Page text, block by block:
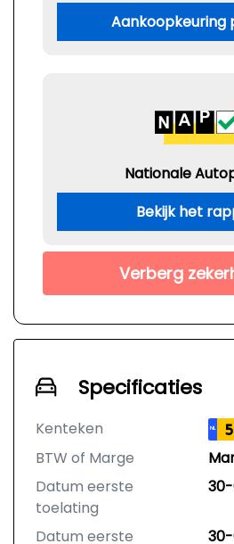
Aankoopkeuring
Nationale
Bekijk het
Verberg
Specificaties
Kenteken NL
BTW of Marge
Datum eerste
toelating
Datum eerste